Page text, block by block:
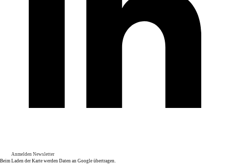
Anmelden Newsletter
Beim Laden der Karte werden Daten an Google übertragen.